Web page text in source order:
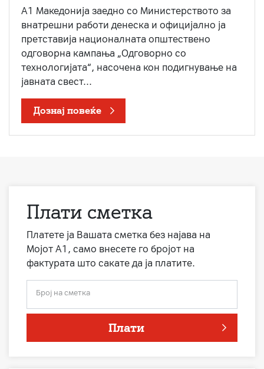
A1 Македонија заедно со Министерството за
внатрешни работи денеска и официјално ја
претставија националната општествено
одговорна кампања „Одговорно со
технологијата“, насочена кон подигнување на
јавната свест...
Дознај повеќе
Плати сметка
Платете ја Вашата сметка без најава на
Мојот А1, само внесете го бројот на
фактурата што сакате да ја платите.
Број на сметка
Плати